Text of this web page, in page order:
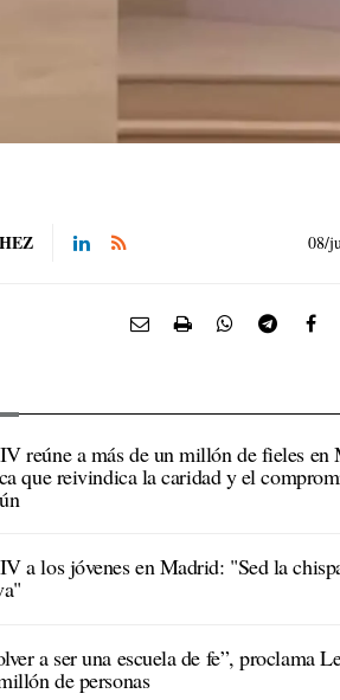
08/
reúne a más de un millón de fieles en
que reivindica la caridad y el
a los jóvenes en Madrid: "Sed la
a ser una escuela de fe”, proclama
de personas